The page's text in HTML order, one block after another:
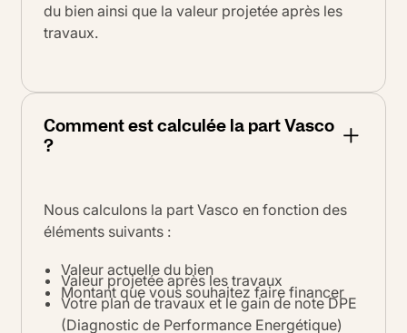
du bien ainsi que la valeur projetée après les
travaux.
Comment est calculée la part Vasco
?
Nous calculons la part Vasco en fonction des
éléments suivants :
Valeur actuelle du bien
Valeur projetée après les travaux
Montant que vous souhaitez faire financer
Votre plan de travaux et le gain de note DPE
(Diagnostic de Performance Energétique)